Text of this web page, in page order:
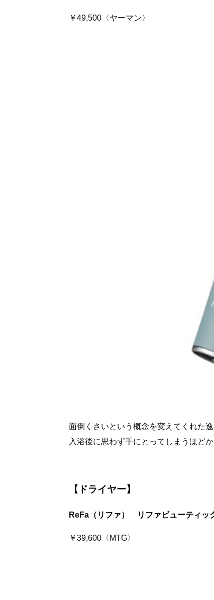
￥49,500〈ヤーマン〉
面倒くさいという概念を変えてくれた
入浴後に思わず手にとってしまうほど
【ドライヤー】
ReFa（リファ） リファビューティッ
￥39,600〈MTG〉